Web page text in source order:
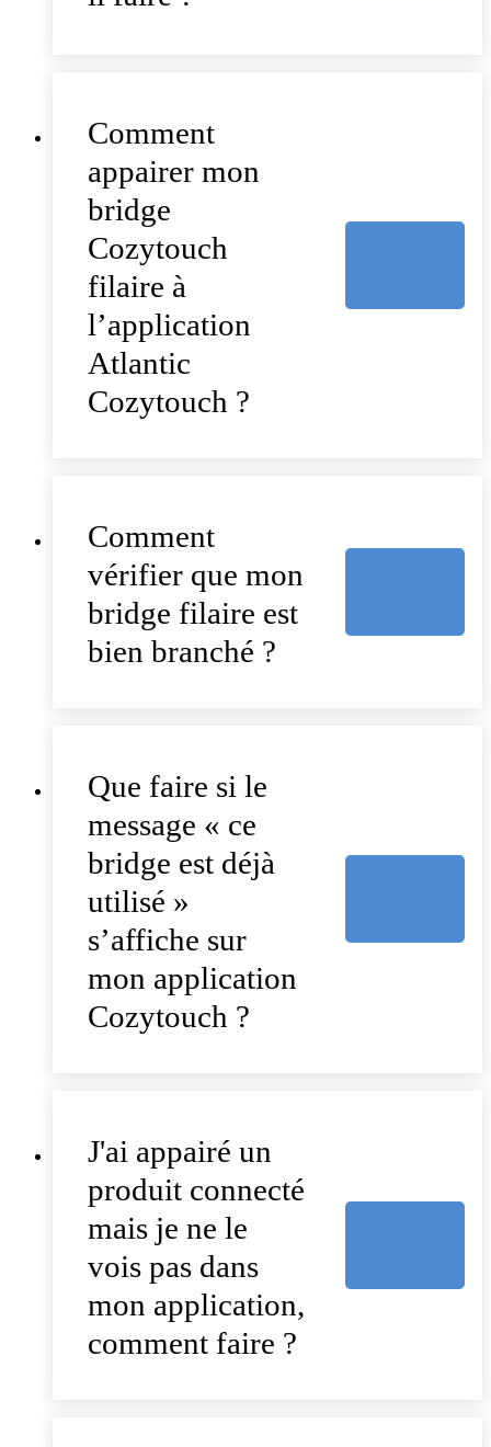
Comment
appairer mon
bridge
Cozytouch
filaire à
l’application
Atlantic
Cozytouch ?
Comment
vérifier que mon
bridge filaire est
bien branché ?
Que faire si le
message « ce
bridge est déjà
utilisé »
s’affiche sur
mon application
Cozytouch ?
J'ai appairé un
produit connecté
mais je ne le
vois pas dans
mon application,
comment faire ?